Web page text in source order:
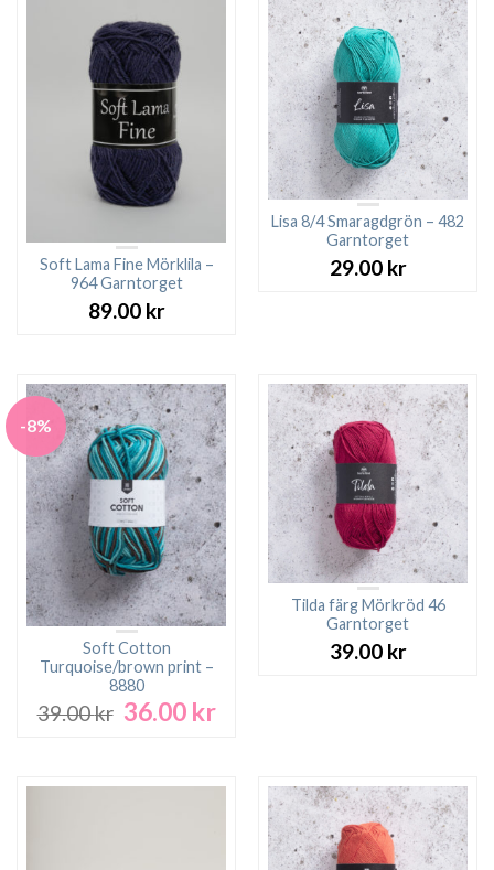
Soft Lama Fine Mörklila –
964 Garntorget
89.00 kr
Lisa 8/4 Smaragdgrön – 482
Garntorget
29.00 kr
-8%
Soft Cotton
Turquoise/brown print –
8880
39.00kr Det
39.00 kr.
36.00 krDet
36.00 kr.
Tilda färg Mörkröd 46
Garntorget
39.00 kr